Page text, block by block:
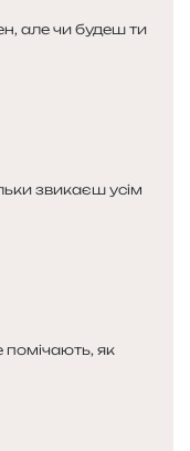
але чи будеш ти
звикаєш усім
помічають, як